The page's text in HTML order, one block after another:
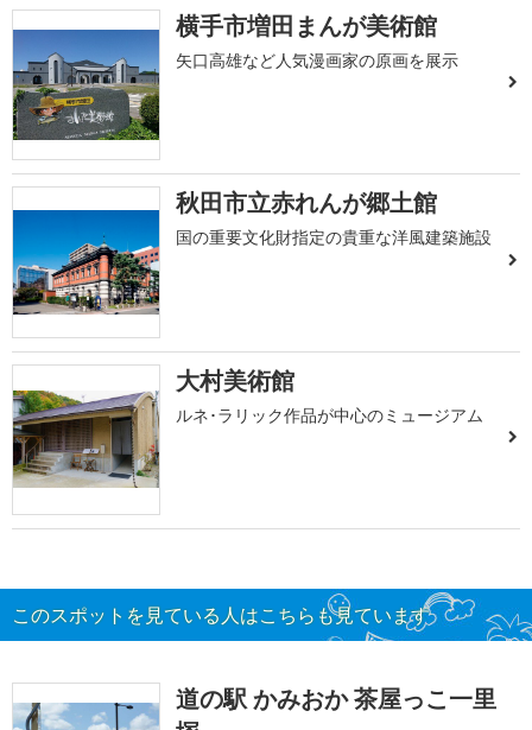
横手市増田まんが美術館
矢口高雄など人気漫画家の原画を展示
秋田市立赤れんが郷土館
国の重要文化財指定の貴重な洋風建築施設
大村美術館
ルネ･ラリック作品が中心のミュージアム
このスポットを見ている人はこちらも見ています
道の駅 かみおか 茶屋っこ一里